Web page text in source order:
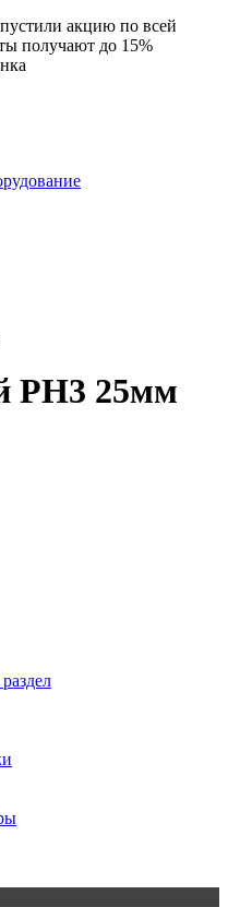
акцию по всей
получают до 15%
РН3 25мм